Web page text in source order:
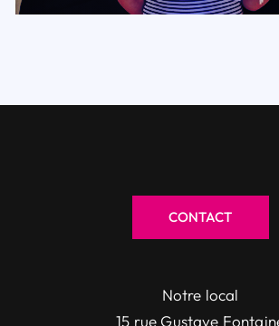
CONTACT
Notre local
15 rue Gustave